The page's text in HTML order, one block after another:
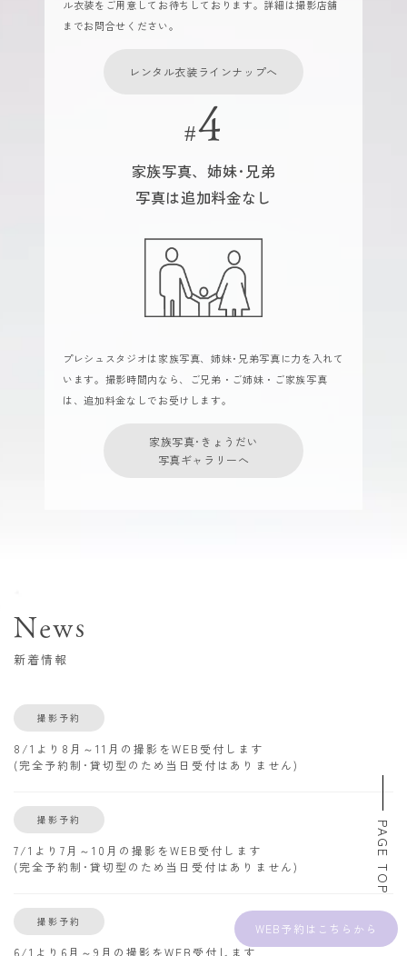
WEB予約
ル衣装をご用意してお待ちしております。詳細は撮影店舗
までお問合せください。
レンタル衣装ラインナップへ
家族写真、姉妹･兄弟
写真は追加料金なし
プレシュスタジオは家族写真、姉妹･兄弟写真に力を入れて
います。撮影時間内なら、ご兄弟・ご姉妹・ご家族写真
は、追加料金なしでお受けします。
家族写真･きょうだい
写真ギャラリーへ
News
新着情報
撮影予約
8/1より8月～11月の撮影をWEB受付します
(完全予約制･貸切型のため当日受付はありません)
撮影予約
7/1より7月～10月の撮影をWEB受付します
(完全予約制･貸切型のため当日受付はありません)
撮影予約
6/1より6月～9月の撮影をWEB受付します
PAGE TOP